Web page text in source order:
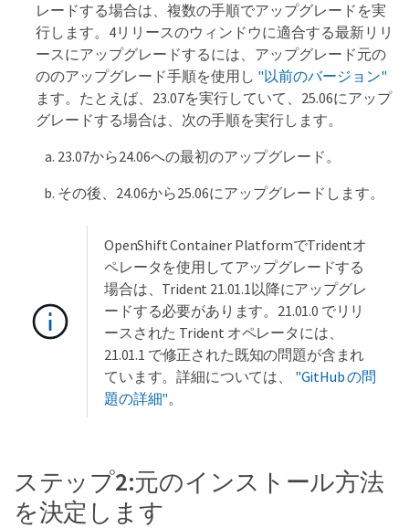
レードする場合は、複数の手順でアップグレードを実
行します。4リリースのウィンドウに適合する最新リリ
ースにアップグレードするには、アップグレード元の
ののアップグレード手順を使用し "以前のバージョン"
ます。たとえば、23.07を実行していて、25.06にアップ
グレードする場合は、次の手順を実行します。
23.07から24.06への最初のアップグレード。
その後、24.06から25.06にアップグレードします。
OpenShift Container PlatformでTridentオ
ペレータを使用してアップグレードする
場合は、Trident 21.01.1以降にアップグレ
ードする必要があります。21.01.0 でリリ
ースされた Trident オペレータには、
21.01.1 で修正された既知の問題が含まれ
ています。詳細については、 "GitHub の問
題の詳細"。
ステップ2:元のインストール方法
を決定します